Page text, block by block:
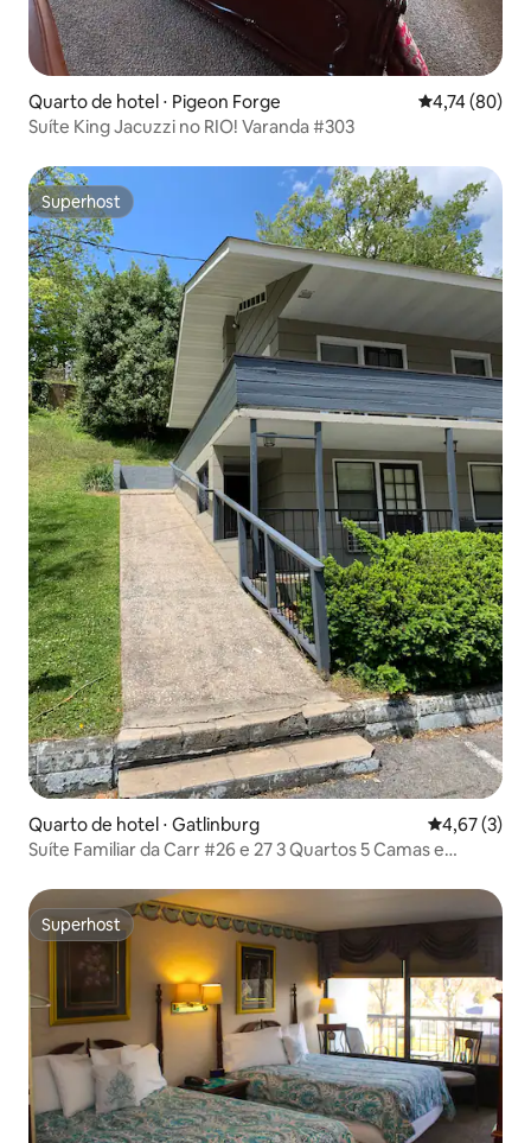
Quarto de hotel ⋅ Pigeon Forge 4,74 de uma
4,74 (80)
Suíte King Jacuzzi no RIO! Varanda #303
Superhost
Superhost
Quarto de hotel ⋅ Gatlinburg 4,67 de
4,67 (3)
Suíte Familiar da Carr #26 e 27 3 Quartos 5 Camas e
Superhost
Superhost